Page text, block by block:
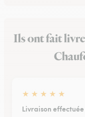
Ils ont fait
★ ★ ★ ★ ★
Livraison